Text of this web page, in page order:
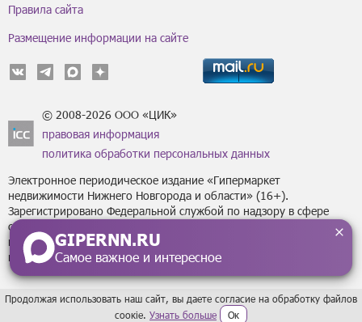
GIPERNN.RU
Самое важное и интересное
Правила сайта
Размещение информации на сайте
© 2008-2026 ООО «ЦИК»
правовая информация
политика обработки персональных данных
Электронное периодическое издание «Гипермаркет
недвижимости Нижнего Новгорода и области» (16+).
Зарегистрировано Федеральной службой по надзору в сфере
связи, информационных технологий
и массовых коммуникаций (Роскомнадзор) за регистрационным
номером Эл № ФС77-43795 от 07 февраля 2011 г.
Продолжая использовать наш сайт, вы даете согласие на обработку файлов
сoокіе. Узнать больше Ок